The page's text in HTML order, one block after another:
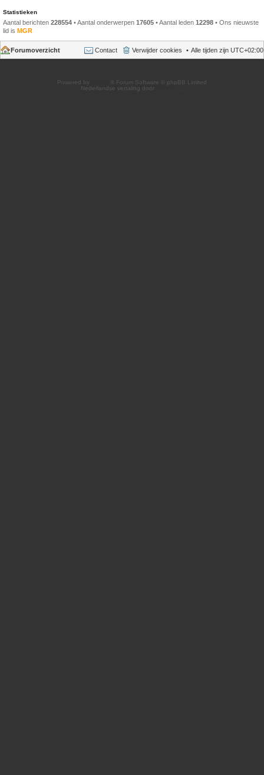
Statistieken
Aantal berichten 228554 • Aantal onderwerpen 17605 • Aantal leden 12298 • Ons nieuwste
lid is MGR
Forumoverzicht Alle tijden zijn UTC+02:00
Verwijder cookies
Contact
Powered by
® Forum Software © phpBB Limited
Nederlandse vertaling door